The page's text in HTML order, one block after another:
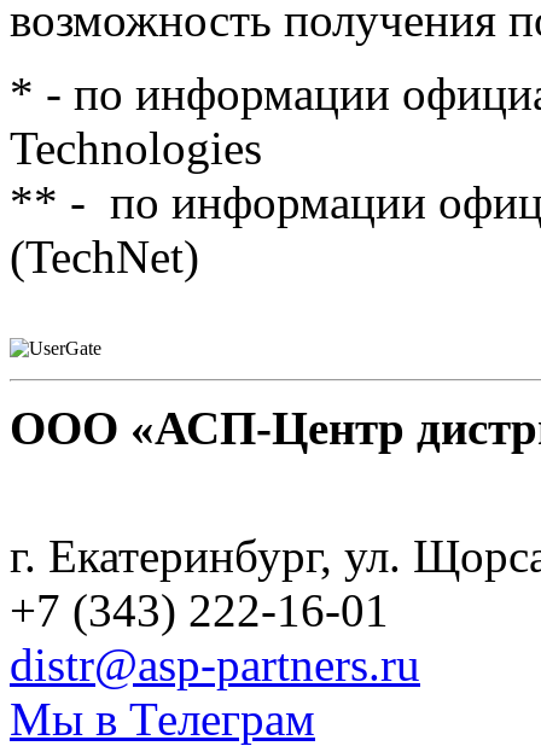
возможность получения
* - по информации
Technologies
** - по информации
(TechNet)
ООО «АСП-Центр
г. Екатеринбург, ул.
+7 (343) 222-16-01
distr@asp-partners.ru
Мы в Телеграм